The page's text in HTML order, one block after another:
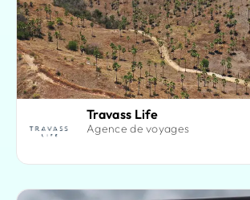
Travass Life
Agence de voyages